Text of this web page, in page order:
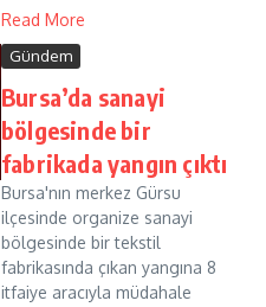
Read More
Gündem
Bursa’da sanayi
bölgesinde bir
fabrikada yangın çıktı
Bursa'nın merkez Gürsu
ilçesinde organize sanayi
bölgesinde bir tekstil
fabrikasında çıkan yangına 8
itfaiye aracıyla müdahale